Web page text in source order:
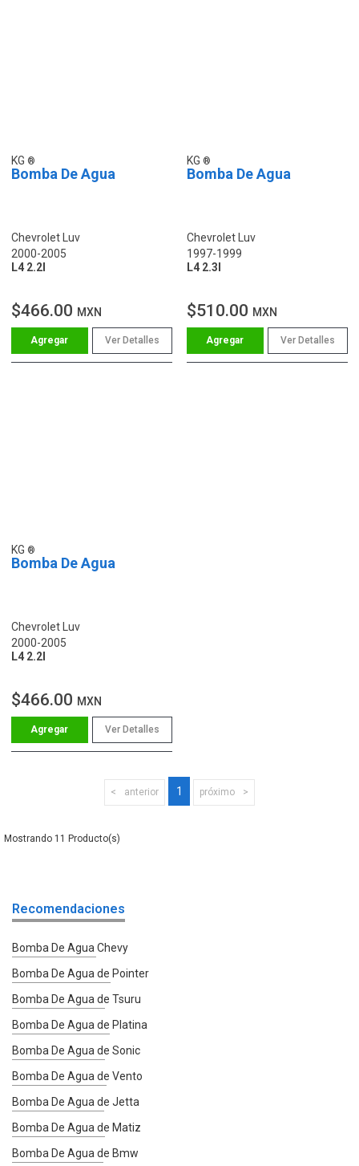
KG
Bomba De Agua
Chevrolet Luv
2000-2005
L4 2.2l
$466.00 MXN
Ver Detalles
KG
Bomba De Agua
Chevrolet Luv
1997-1999
L4 2.3l
$510.00 MXN
Ver Detalles
KG
Bomba De Agua
Chevrolet Luv
2000-2005
L4 2.2l
$466.00 MXN
Ver Detalles
anterior 1 próximo
11
Recomendaciones
Bomba De Agua Chevy
Bomba De Agua de Pointer
Bomba De Agua de Tsuru
Bomba De Agua de Platina
Bomba De Agua de Sonic
Bomba De Agua de Vento
Bomba De Agua de Jetta
Bomba De Agua de Matiz
Bomba De Agua de Bmw